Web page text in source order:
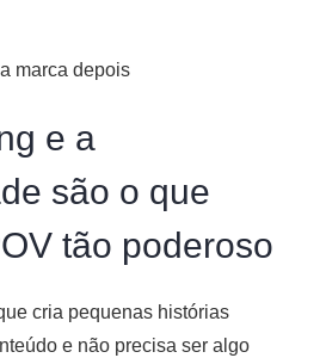
marca depois
e a
são o que
tão poderoso
cria pequenas histórias
e não precisa ser algo